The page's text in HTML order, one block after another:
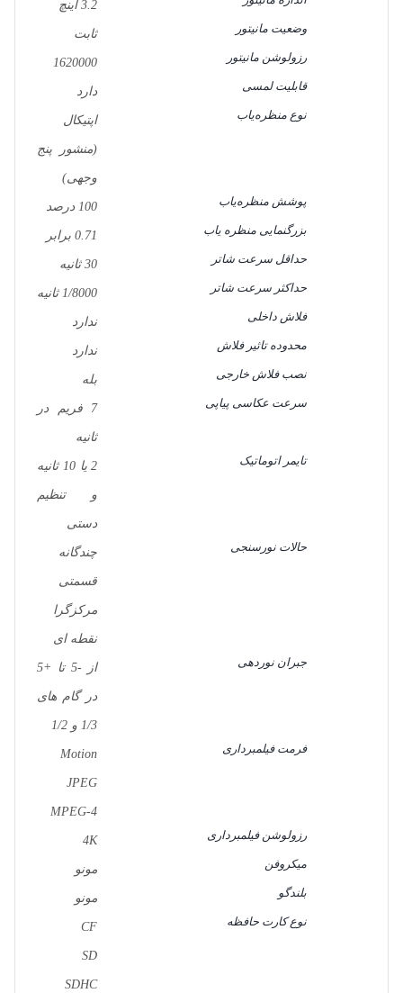
3.2 اینچ
وضعیت مانیتور
ثابت
رزولوشن مانیتور
1620000
قابلیت لمسی
دارد
نوع منظره‌یاب
اپتیکال
(منشور پنج
وجهی)
پوشش منظره‌یاب
100 درصد
بزرگنمایی منظره یاب
0.71 برابر
حداقل سرعت شاتر
30 ثانیه
حداکثر سرعت شاتر
1/8000 ثانیه
فلاش داخلی
ندارد
محدوده تاثیر فلاش
ندارد
نصب فلاش خارجی
بله
سرعت عکاسی پیاپی
7 فریم در
ثانیه
تایمر اتوماتیک
2 یا 10 ثانیه
و تنظیم
دستی
حالات نورسنجی
چندگانه
قسمتی
مرکزگرا
نقطه ای
جبران نوردهی
از -5 تا +5
در گام های
1/3 و 1/2
فرمت فیلمبرداری
Motion
JPEG
MPEG-4
رزولوشن فیلمبرداری
4K
میکروفن
مونو
بلندگو
مونو
نوع کارت حافظه
CF
SD
SDHC